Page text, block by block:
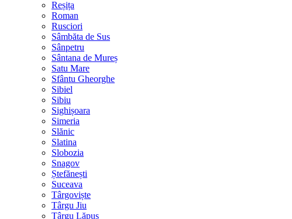
Reșița
Roman
Rusciori
Sâmbăta de Sus
Sânpetru
Sântana de Mureș
Satu Mare
Sfântu Gheorghe
Sibiel
Sibiu
Sighișoara
Simeria
Slănic
Slatina
Slobozia
Snagov
Ștefănești
Suceava
Târgoviște
Târgu Jiu
Târgu Lăpuș